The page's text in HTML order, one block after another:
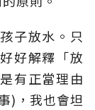
子放水。只
好解釋「放
有正當理由
)，我也會坦